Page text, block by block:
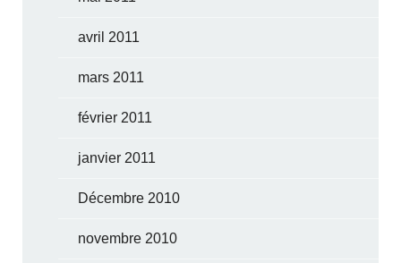
avril 2011
mars 2011
février 2011
janvier 2011
Décembre 2010
novembre 2010